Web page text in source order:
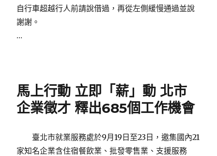
自行車超越行人前請說借過，再從左側緩慢通過並說
謝謝。
…
馬上行動 立即「薪」動 北市
企業徵才 釋出685個工作機會
臺北市就業服務處於9月19日至23日，邀集國內21
家知名企業含住宿餐飲業、批發零售業、支援服務